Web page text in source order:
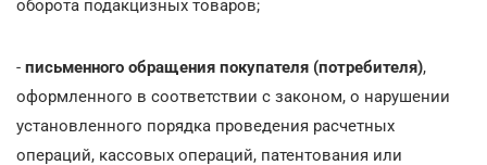
оборота подакцизных товаров;
- письменного обращения покупателя (потребителя),
оформленного в соответствии с законом, о нарушении
установленного порядка проведения расчетных
операций, кассовых операций, патентования или